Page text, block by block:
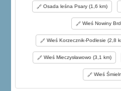
Osada leśna Psary (1,6 km)
Wieś Nowiny
Wieś Korzecznik-Podlesie (2,8
Wieś Mieczysławowo (3,1 km)
Wieś